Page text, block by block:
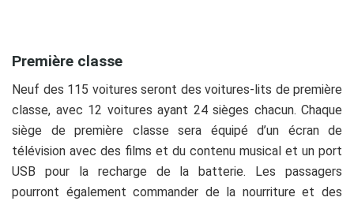
Première classe
Neuf des 115 voitures seront des voitures-lits de première
classe, avec 12 voitures ayant 24 sièges chacun. Chaque
siège de première classe sera équipé d’un écran de
télévision avec des films et du contenu musical et un port
USB pour la recharge de la batterie. Les passagers
pourront également commander de la nourriture et des